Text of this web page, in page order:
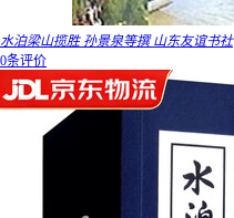
水泊梁山揽胜 孙景泉等撰 山东友谊书社
0条评价